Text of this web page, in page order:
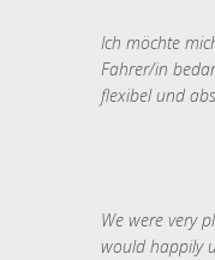
Ich möchte
Fahrer/in
flexibel und
We were very
would happily